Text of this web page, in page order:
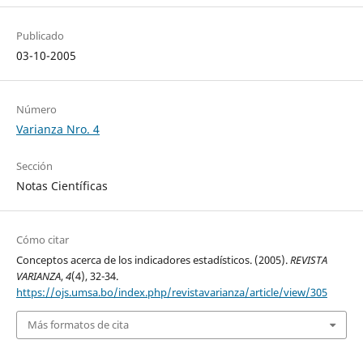
Publicado
03-10-2005
Número
Varianza Nro. 4
Sección
Notas Científicas
Cómo citar
Conceptos acerca de los indicadores estadísticos. (2005).REVISTA
VARIANZA,4(4), 32-34.
https://ojs.umsa.bo/index.php/revistavarianza/article/view/305
Más formatos de cita